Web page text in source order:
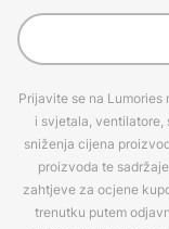
Prijavite se na
i svjetala, ventilatore,
sniženja cijena
proizvoda te
zahtjeve za ocjene
trenutku putem